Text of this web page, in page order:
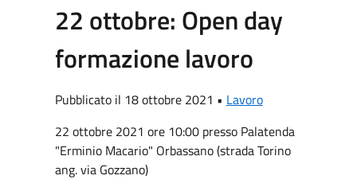
22 ottobre: Open day
formazione lavoro
Pubblicato il 18 ottobre 2021 • Lavoro
22 ottobre 2021 ore 10:00 presso Palatenda
"Erminio Macario" Orbassano (strada Torino
ang. via Gozzano)